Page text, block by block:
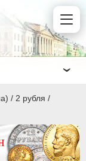
/ 2 рубля /